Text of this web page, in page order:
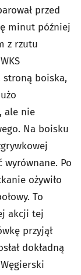
przed
minut później
z rzutu
stroną boiska,
ale nie
Na boisku
wyrównane. Po
ożywiło
To
akcji tej
przyjął
dokładną